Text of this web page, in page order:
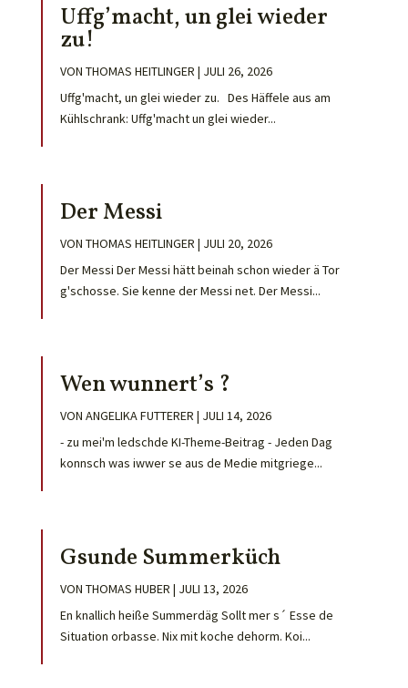
Uffg’macht, un glei wieder
zu!
VON THOMAS HEITLINGER | JULI 26, 2026
Uffg'macht, un glei wieder zu. Des Häffele aus am
Kühlschrank: Uffg'macht un glei wieder...
Der Messi
VON THOMAS HEITLINGER | JULI 20, 2026
Der Messi Der Messi hätt beinah schon wieder ä Tor
g'schosse. Sie kenne der Messi net. Der Messi...
Wen wunnert’s ?
VON ANGELIKA FUTTERER | JULI 14, 2026
- zu mei'm ledschde KI-Theme-Beitrag - Jeden Dag
konnsch was iwwer se aus de Medie mitgriege...
Gsunde Summerküch
VON THOMAS HUBER | JULI 13, 2026
En knallich heiße Summerdäg Sollt mer s´ Esse de
Situation orbasse. Nix mit koche dehorm. Koi...